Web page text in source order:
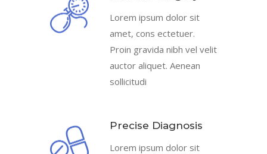
Lorem ipsum dolor sit
amet, cons ectetuer.
Proin gravida nibh vel velit
auctor aliquet. Aenean
sollicitudi
Precise Diagnosis
Lorem ipsum dolor sit